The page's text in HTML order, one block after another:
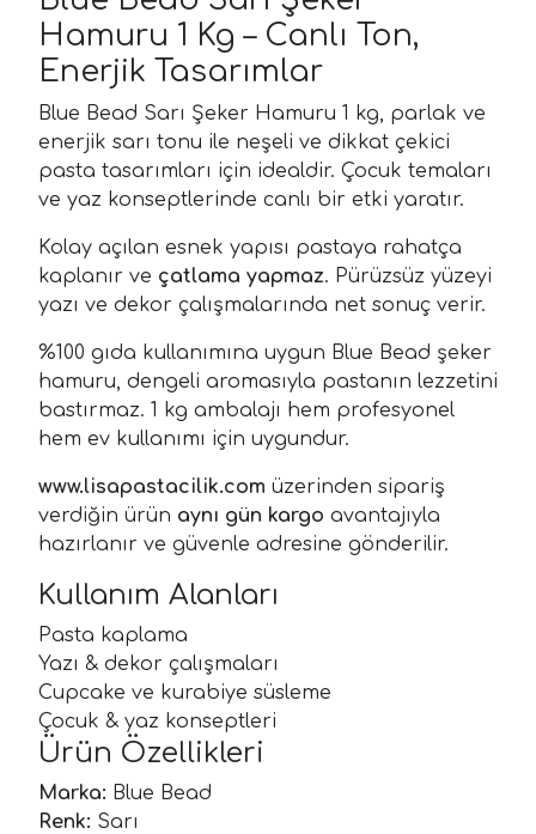
Hamuru 1 Kg – Canlı Ton,
Enerjik Tasarımlar
Blue Bead Sarı Şeker Hamuru 1 kg, parlak ve
enerjik sarı tonu ile neşeli ve dikkat çekici
pasta tasarımları için idealdir. Çocuk temaları
ve yaz konseptlerinde canlı bir etki yaratır.
Kolay açılan esnek yapısı pastaya rahatça
kaplanır ve çatlama yapmaz. Pürüzsüz yüzeyi
yazı ve dekor çalışmalarında net sonuç verir.
%100 gıda kullanımına uygun Blue Bead şeker
hamuru, dengeli aromasıyla pastanın lezzetini
bastırmaz. 1 kg ambalajı hem profesyonel
hem ev kullanımı için uygundur.
www.lisapastacilik.com üzerinden sipariş
verdiğin ürün aynı gün kargo avantajıyla
hazırlanır ve güvenle adresine gönderilir.
Kullanım Alanları
Pasta kaplama
Yazı & dekor çalışmaları
Cupcake ve kurabiye süsleme
Çocuk & yaz konseptleri
Ürün Özellikleri
Marka: Blue Bead
Renk: Sarı